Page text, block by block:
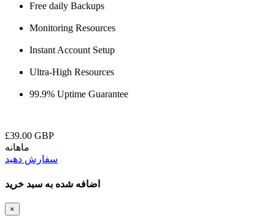
Free daily Backups
Monitoring Resources
Instant Account Setup
Ultra-High Resources
99.9% Uptime Guarantee
£39.00 GBP
ماهانه
سفارش دهید
اضافه شده به سبد خرید
×